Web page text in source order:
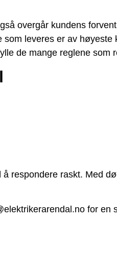
overgår kundens
leveres er av høyeste
de mange reglene som
respondere raskt. Med
for en